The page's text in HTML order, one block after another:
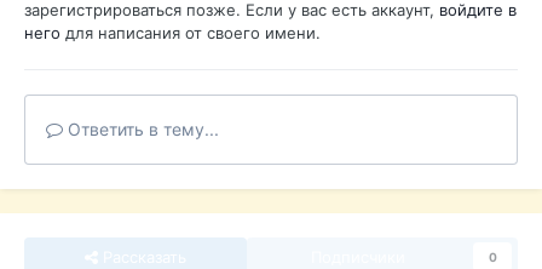
зарегистрироваться позже. Если у вас есть аккаунт, войдите в
него для написания от своего имени.
Ответить в тему...
0